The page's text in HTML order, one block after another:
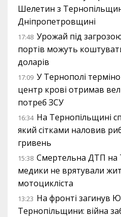
Шелетин з
Дніпропетровщині
17:48 Урожай під
портів можуть
доларів
17:09 У Тернополі
центр крові отримав
потреб ЗСУ
16:34 На Тернопільщині
який сітками наловив
гривень
15:38 Смертельна ДТП на
медики не врятували
мотоцикліста
13:23 На фронті загинув
Тернопільщини: війна